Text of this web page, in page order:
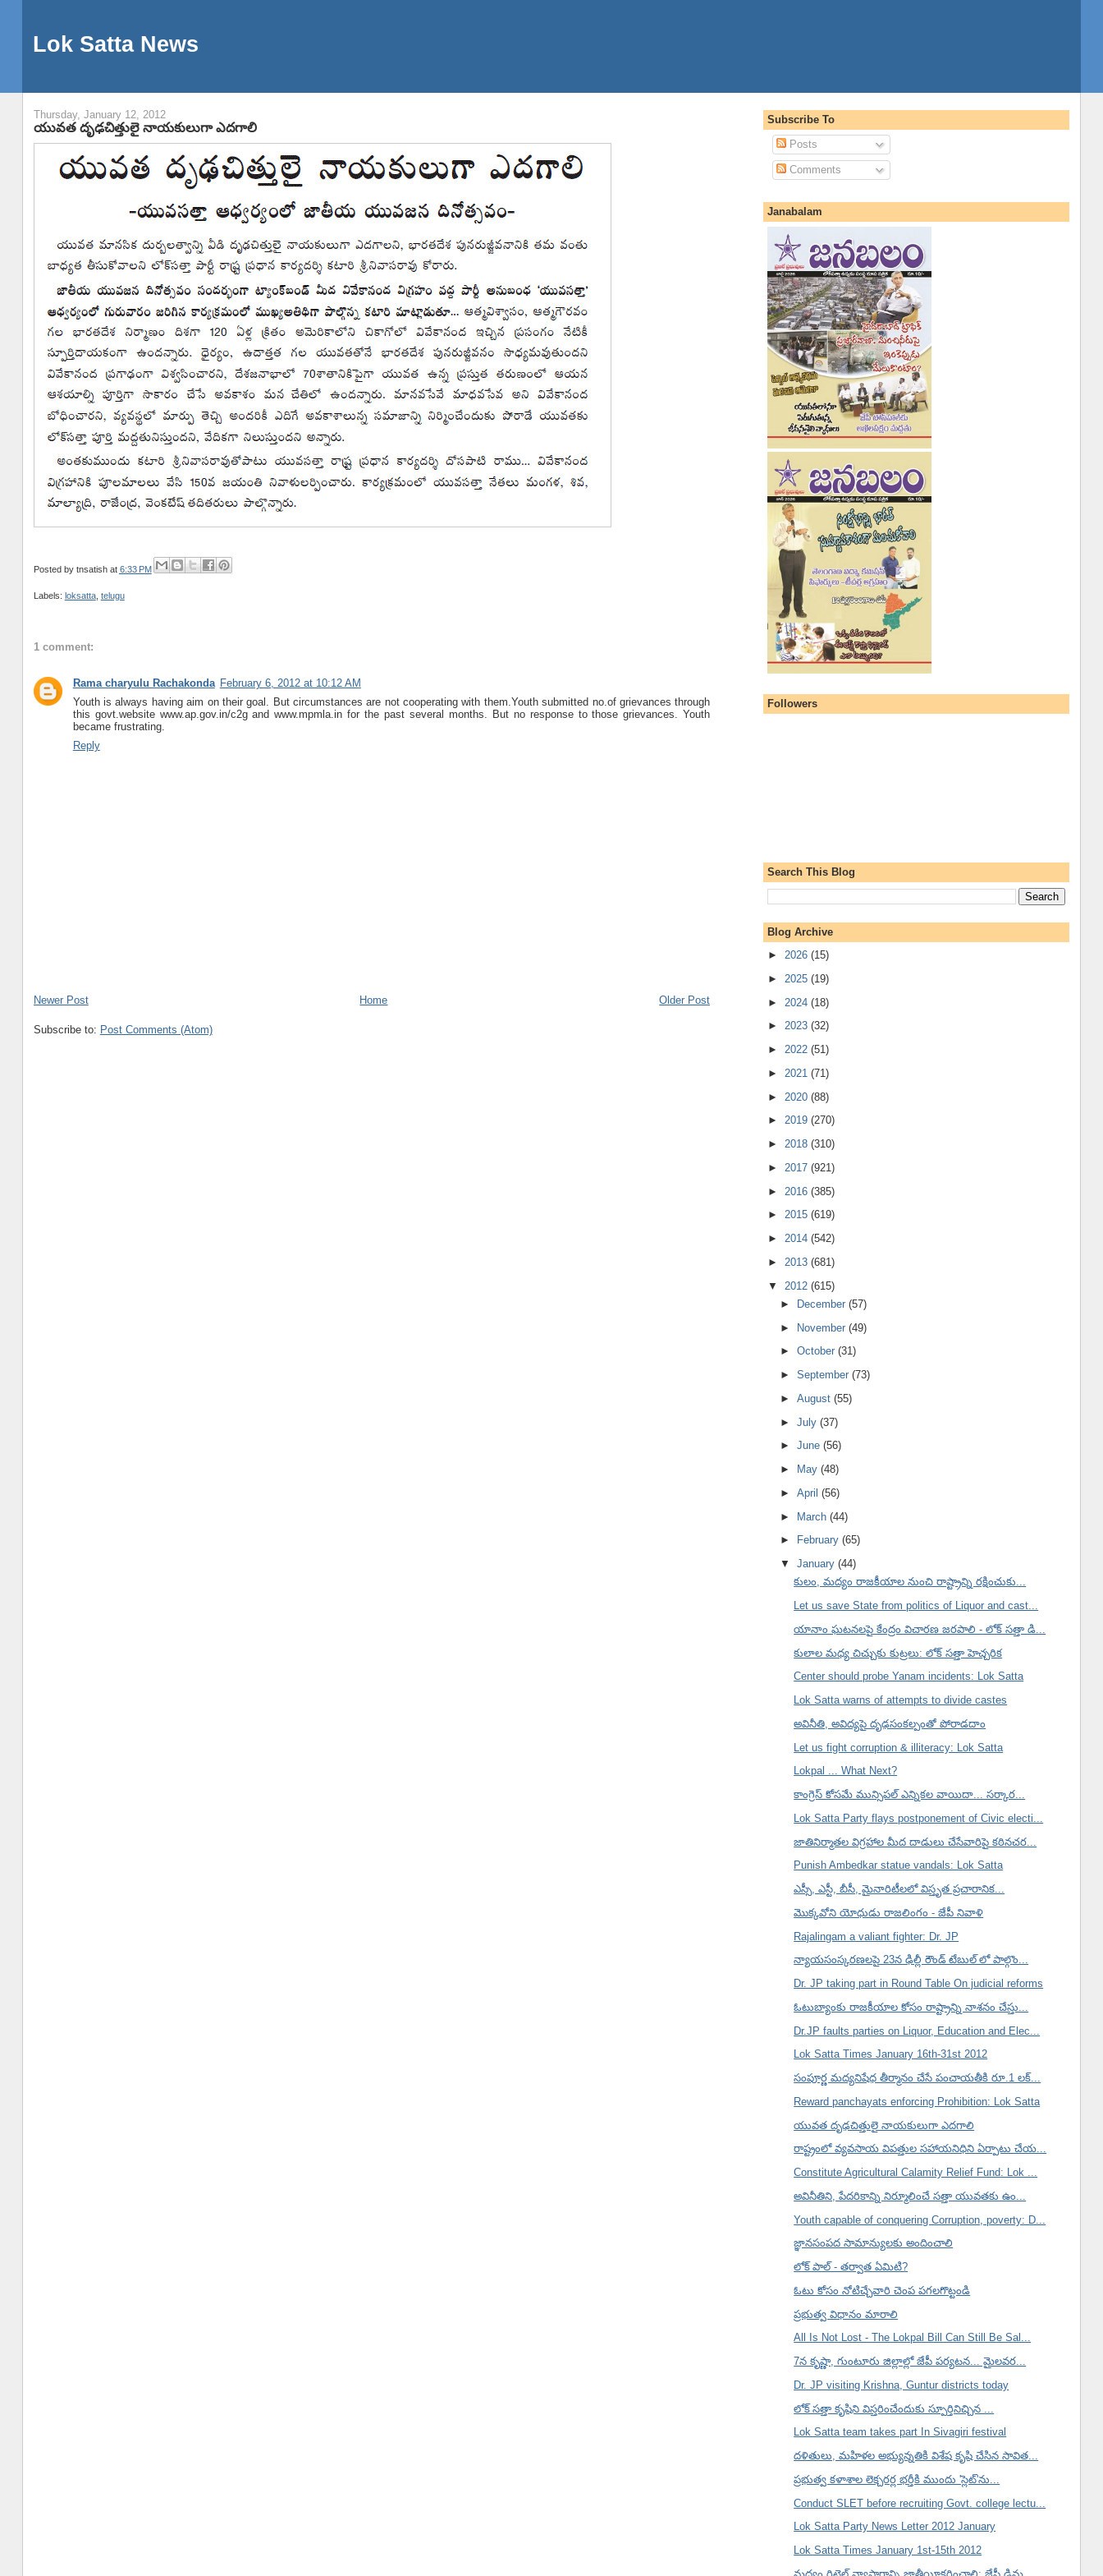
Lok Satta News
Thursday, January 12, 2012
యువత దృఢచిత్తులై నాయకులుగా ఎదగాలి
Posted by tnsatish at 6:33 PM
Labels: loksatta, telugu
1 comment:
Rama charyulu Rachakonda February 6, 2012 at 10:12 AM
Youth is always having aim on their goal. But circumstances are not cooperating with them.Youth submitted no.of grievances through
this govt.website www.ap.gov.in/c2g and www.mpmla.in for the past several months. But no response to those grievances. Youth
became frustrating.
Reply
Newer Post Older Post
Home
Subscribe to: Post Comments (Atom)
Subscribe To
Posts
Comments
Janabalam
Followers
Search This Blog
Blog Archive
► 2026 (15)
► 2025 (19)
► 2024 (18)
► 2023 (32)
► 2022 (51)
► 2021 (71)
► 2020 (88)
► 2019 (270)
► 2018 (310)
► 2017 (921)
► 2016 (385)
► 2015 (619)
► 2014 (542)
► 2013 (681)
▼ 2012 (615)
►
December(57)
► November(49)
►October(31)
►September(73)
►August(55)
►July(37)
►June(56)
►
May(48)
►April(56)
► March(44)
►
February(65)
▼January(44)
కులం, మద్యం రాజకీయాల నుంచి రాష్ట్రాన్ని రక్షించుకు...
Let us save State from politics of Liquor and cast...
యానాం ఘటనలపై కేంద్రం విచారణ జరపాలి - లోక్ సత్తా డి...
కులాల మధ్య చిచ్చుకు కుట్రలు: లోక్ సత్తా హెచ్చరిక
Center should probe Yanam incidents: Lok Satta
Lok Satta warns of attempts to divide castes
అవినీతి, అవిద్యపై దృఢసంకల్పంతో పోరాడదాం
Let us fight corruption & illiteracy: Lok Satta
Lokpal ... What Next?
కాంగ్రెస్ కోసమే మున్సిపల్ ఎన్నికల వాయిదా... సర్కార...
Lok Satta Party flays postponement of Civic electi...
జాతినిర్మాతల విగ్రహాల మీద దాడులు చేసేవారిపై కఠినచర...
Punish Ambedkar statue vandals: Lok Satta
ఎస్సీ, ఎస్టీ, బీసీ, మైనారిటీలలో విస్తృత ప్రచారానిక...
మొక్కవోని యోధుడు రాజలింగం - జేపీ నివాళి
Rajalingam a valiant fighter: Dr. JP
న్యాయసంస్కరణలపై 23న ఢిల్లీ రౌండ్ టేబుల్ లో పాల్గొం...
Dr. JP taking part in Round Table On judicial reforms
ఓటుబ్యాంకు రాజకీయాల కోసం రాష్ట్రాన్ని నాశనం చేస్తు...
Dr.JP faults parties on Liquor, Education and Elec...
Lok Satta Times January 16th-31st 2012
సంపూర్ణ మద్యనిషేధ తీర్మానం చేసే పంచాయతీకి రూ.1 లక్...
Reward panchayats enforcing Prohibition: Lok Satta
యువత దృఢచిత్తులై నాయకులుగా ఎదగాలి
రాష్ట్రంలో వ్యవసాయ విపత్తుల సహాయనిధిని ఏర్పాటు చేయ...
Constitute Agricultural Calamity Relief Fund: Lok ...
అవినీతిని, పేదరికాన్ని నిర్మూలించే సత్తా యువతకు ఉం...
Youth capable of conquering Corruption, poverty: D...
జ్ఞానసంపద సామాన్యులకు అందించాలి
లోక్ పాల్ - తర్వాత ఏమిటి?
ఓటు కోసం నోటిచ్చేవారి చెంప పగలగొట్టండి
ప్రభుత్వ విధానం మారాలి
All Is Not Lost - The Lokpal Bill Can Still Be Sal...
7న కృష్ణా, గుంటూరు జిల్లాల్లో జేపీ పర్యటన... మైలవర...
Dr. JP visiting Krishna, Guntur districts today
లోక్ సత్తా కృషిని విస్తరించేందుకు స్పూర్తినిచ్చిన ...
Lok Satta team takes part In Sivagiri festival
దళితులు, మహిళల అభ్యున్నతికి విశేష కృషి చేసిన సావిత...
ప్రభుత్వ కళాశాల లెక్చరర్ల భర్తీకి ముందు 'స్లెట్'ను...
Conduct SLET before recruiting Govt. college lectu...
Lok Satta Party News Letter 2012 January
Lok Satta Times January 1st-15th 2012